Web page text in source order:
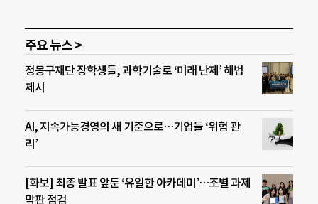
주요 뉴스 >
정몽구재단 장학생들, 과학기술로 ‘미래 난제’ 해법
제시
AI, 지속가능경영의 새 기준으로…기업들 ‘위험 관
리’
[화보] 최종 발표 앞둔 ‘유일한 아카데미’…조별 과제
막판 점검